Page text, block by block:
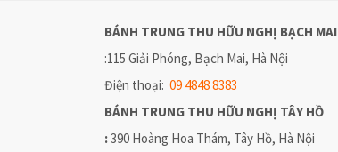
BÁNH TRUNG THU HỮU NGHỊ BẠCH MAI
:115 Giải Phóng, Bạch Mai, Hà Nội
Điện thoại: 09 4848 8383
BÁNH TRUNG THU HỮU NGHỊ TÂY HỒ
:390 Hoàng Hoa Thám, Tây Hồ, Hà Nội